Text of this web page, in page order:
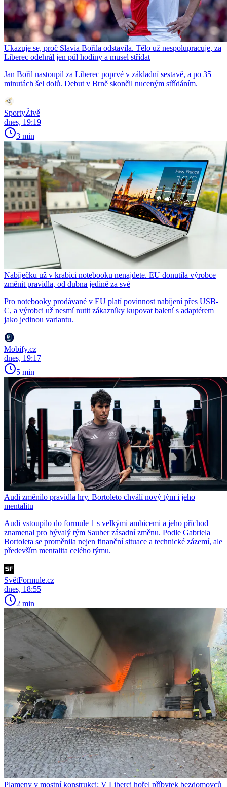
Ukazuje se, proč Slavia Bořila odstavila. Tělo už nespolupracuje, za
Liberec odehrál jen půl hodiny a musel střídat
Jan Bořil nastoupil za Liberec poprvé v základní sestavě, a po 35
minutách šel dolů. Debut v Brně skončil nuceným střídáním.
SportyŽivě
dnes, 19:19
3 min
Nabíječku už v krabici notebooku nenajdete. EU donutila výrobce
změnit pravidla, od dubna jedině za své
Pro notebooky prodávané v EU platí povinnost nabíjení přes USB-
C, a výrobci už nesmí nutit zákazníky kupovat balení s adaptérem
jako jedinou variantu.
Mobify.cz
dnes, 19:17
5 min
Audi změnilo pravidla hry. Bortoleto chválí nový tým i jeho
mentalitu
Audi vstoupilo do formule 1 s velkými ambicemi a jeho příchod
znamenal pro bývalý tým Sauber zásadní změnu. Podle Gabriela
Bortoleta se proměnila nejen finanční situace a technické zázemí, ale
především mentalita celého týmu.
SvětFormule.cz
dnes, 18:55
2 min
Plameny v mostní konstrukci: V Liberci hořel příbytek bezdomovců